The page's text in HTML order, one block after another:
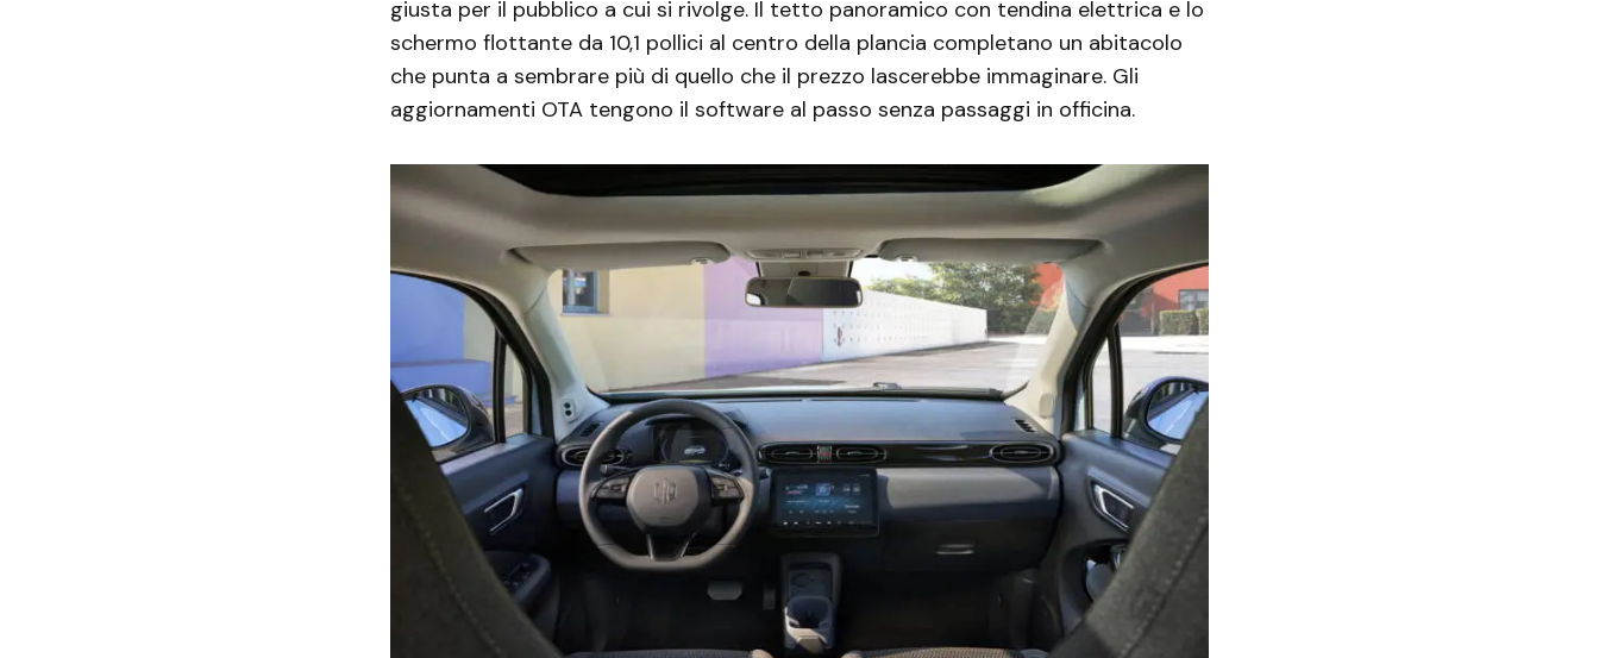
giusta per il pubblico a cui si rivolge. Il tetto panoramico con tendina elettrica e lo
schermo flottante da 10,1 pollici al centro della plancia completano un abitacolo
che punta a sembrare più di quello che il prezzo lascerebbe immaginare. Gli
aggiornamenti OTA tengono il software al passo senza passaggi in officina.